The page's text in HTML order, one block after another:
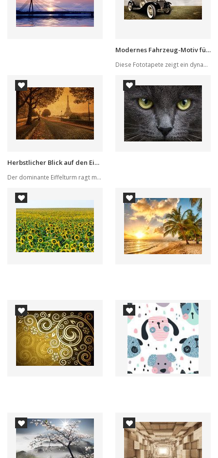
Modernes Fahrzeug-Motiv für Individualisten
Diese Fototapete zeigt ein dynamisches Fahrzeug...
Herbstlicher Blick auf den Eiffelturm
Der dominante Eiffelturm ragt majestätisch im w...